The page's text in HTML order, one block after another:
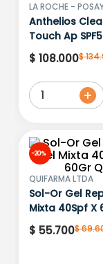
LA ROCHE -
Anthelios
Touch Ap
50ML
$ 108.000$134.
1
-20 %
QUIFARMA LTDA
Sol-Or Gel
Mixta 40Spf X
$ 55.700$69.